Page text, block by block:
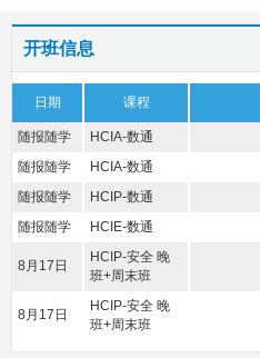
开班信息
日期 课程
随报随学 HCIA-数通
随报随学
HCIA-数通
随报随学
HCIP-数通
随报随学
HCIE-数通
8月17日
HCIP-安全 晚
班+周末班
8月17日
HCIP-安全 晚
班+周末班